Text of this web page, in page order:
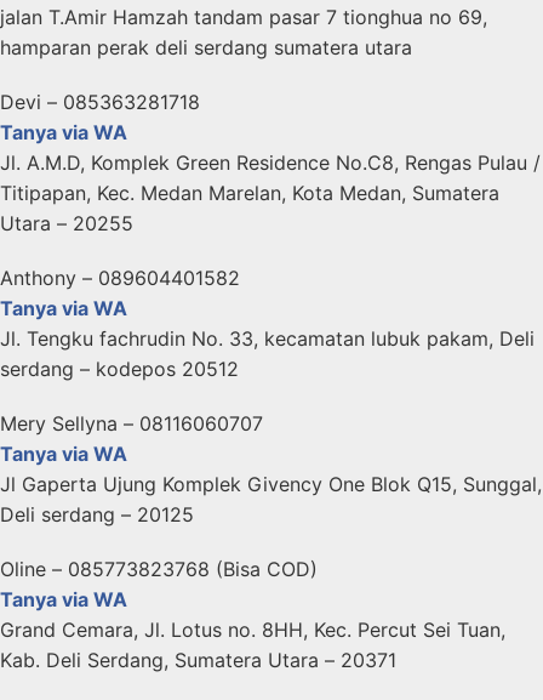
jalan T.Amir Hamzah tandam pasar 7 tionghua no 69,
hamparan perak deli serdang sumatera utara
Devi – 085363281718
Tanya via WA
Jl. A.M.D, Komplek Green Residence No.C8, Rengas Pulau /
Titipapan, Kec. Medan Marelan, Kota Medan, Sumatera
Utara – 20255
Anthony – 089604401582
Tanya via WA
Jl. Tengku fachrudin No. 33, kecamatan lubuk pakam, Deli
serdang – kodepos 20512
Mery Sellyna – 08116060707
Tanya via WA
Jl Gaperta Ujung Komplek Givency One Blok Q15, Sunggal,
Deli serdang – 20125
Oline – 085773823768 (Bisa COD)
Tanya via WA
Grand Cemara, Jl. Lotus no. 8HH, Kec. Percut Sei Tuan,
Kab. Deli Serdang, Sumatera Utara – 20371